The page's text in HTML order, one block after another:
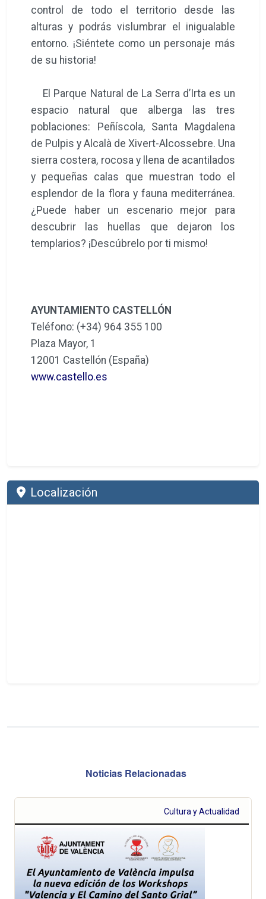
control de todo el territorio desde las
alturas y podrás vislumbrar el inigualable
entorno. ¡Siéntete como un personaje más
de su historia!
El Parque Natural de La Serra d’Irta es un
espacio natural que alberga las tres
poblaciones: Peñíscola, Santa Magdalena
de Pulpis y Alcalà de Xivert-Alcossebre. Una
sierra costera, rocosa y llena de acantilados
y pequeñas calas que muestran todo el
esplendor de la flora y fauna mediterránea.
¿Puede haber un escenario mejor para
descubrir las huellas que dejaron los
templarios? ¡Descúbrelo por ti mismo!
AYUNTAMIENTO CASTELLÓN
Teléfono: (+34) 964 355 100
Plaza Mayor, 1
12001 Castellón (España)
www.castello.es
Localización
Noticias Relacionadas
Cultura y Actualidad